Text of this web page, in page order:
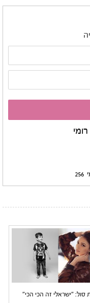
256
סול: "ישראלי זה הכי הכי"